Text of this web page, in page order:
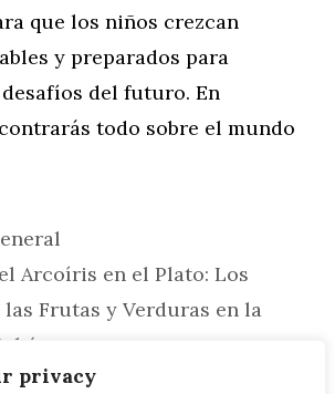
privacy
que los niños crezcan
y preparados para
del futuro. En
todo sobre el mundo
Arcoíris en el Plato: Los
Frutas y Verduras en la
Equilibrar la Vida Laboral